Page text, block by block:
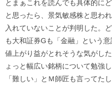
とまぁこれを読んでも具体的に
と思ったら、景気敏感株と思わ
入れていないことが判明した。
も大和証券Gも「金融」という
値上がり益がとれそうな気がし
ょっと幅広い銘柄について勉強
「難しい」とＭ師匠も言ってた